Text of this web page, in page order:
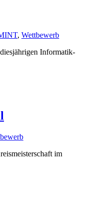
, Wettbewerb
Informatik-
im